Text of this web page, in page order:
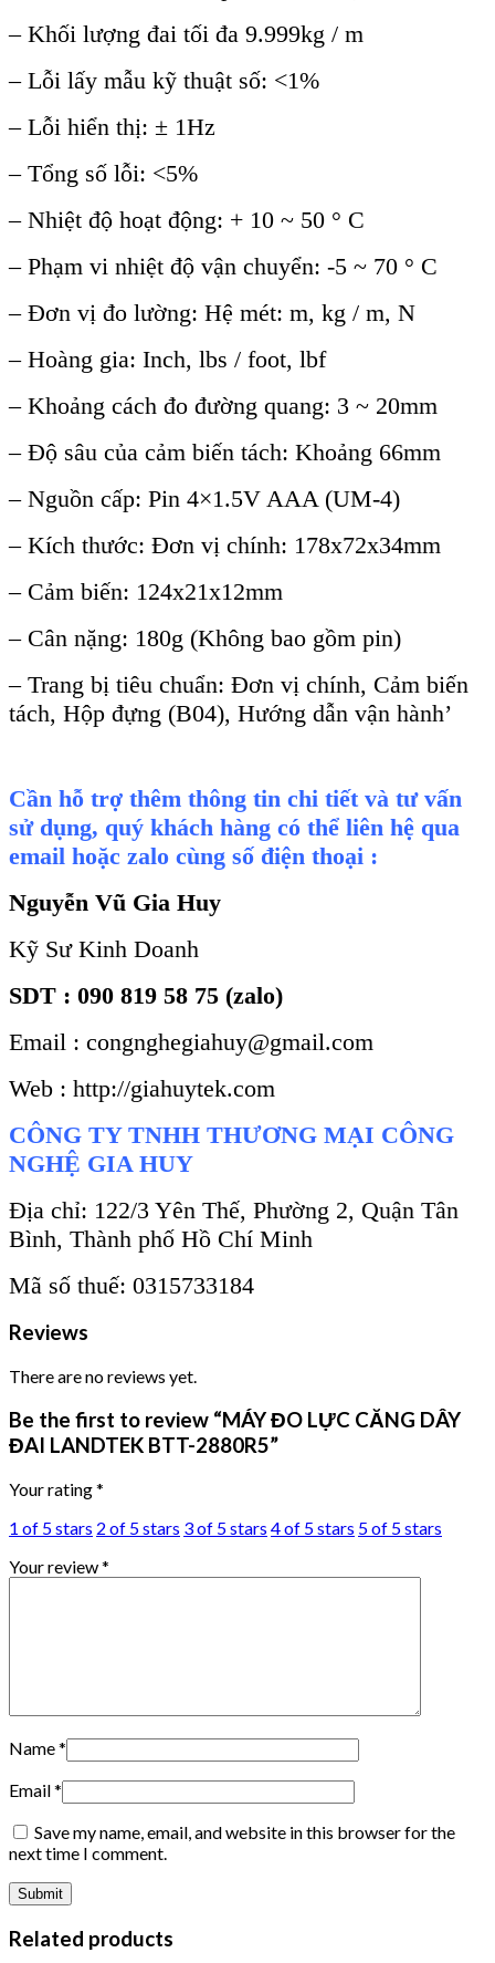
– Khối lượng đai tối đa 9.999kg / m
– Lỗi lấy mẫu kỹ thuật số: <1%
– Lỗi hiển thị: ± 1Hz
– Tổng số lỗi: <5%
– Nhiệt độ hoạt động: + 10 ~ 50 ° C
– Phạm vi nhiệt độ vận chuyển: -5 ~ 70 ° C
– Đơn vị đo lường: Hệ mét: m, kg / m, N
– Hoàng gia: Inch, lbs / foot, lbf
– Khoảng cách đo đường quang: 3 ~ 20mm
– Độ sâu của cảm biến tách: Khoảng 66mm
– Nguồn cấp: Pin 4×1.5V AAA (UM-4)
– Kích thước: Đơn vị chính: 178x72x34mm
– Cảm biến: 124x21x12mm
– Cân nặng: 180g (Không bao gồm pin)
– Trang bị tiêu chuẩn: Đơn vị chính, Cảm biến
tách, Hộp đựng (B04), Hướng dẫn vận hành’
Cần hỗ trợ thêm thông tin chi tiết và tư vấn
sử dụng, quý khách hàng có thể liên hệ qua
email hoặc zalo cùng số điện thoại :
Nguyễn Vũ Gia Huy
Kỹ Sư Kinh Doanh
SDT : 090 819 58 75 (zalo)
Email : congnghegiahuy@gmail.com
Web : http://giahuytek.com
CÔNG TY TNHH THƯƠNG MẠI CÔNG
NGHỆ GIA HUY
Địa chỉ: 122/3 Yên Thế, Phường 2, Quận Tân
Bình, Thành phố Hồ Chí Minh
Mã số thuế: 0315733184
Reviews
There are no reviews yet.
Be the first to review “MÁY ĐO LỰC CĂNG DÂY
ĐAI LANDTEK BTT-2880R5”
Your rating*
1 of 5 stars 2 of 5 stars 3 of 5 stars 4 of 5 stars 5 of 5 stars
Your review*
Name*
Email*
Save my name, email, and website in this browser for the
next time I comment.
Related products